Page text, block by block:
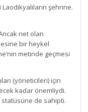
şehrine.
net olan
bir heykel
metinde geçmesi
(yöneticileri) için
kadar önemliydi.
statüsüne de sahipti.